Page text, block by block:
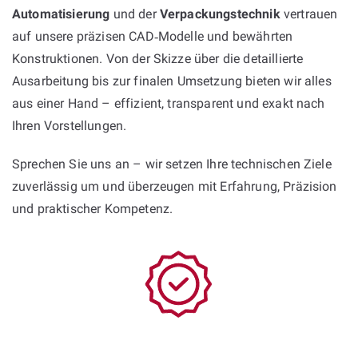
Automatisierung und derVerpackungstechnikvertrauen
auf unsere präzisen CAD‑Modelle und bewährten
Konstruktionen. Von der Skizze über die detaillierte
Ausarbeitung bis zur finalen Umsetzung bieten wir alles
aus einer Hand – effizient, transparent und exakt nach
Ihren Vorstellungen.
Sprechen Sie uns an – wir setzen Ihre technischen Ziele
zuverlässig um und überzeugen mit Erfahrung, Präzision
und praktischer Kompetenz.